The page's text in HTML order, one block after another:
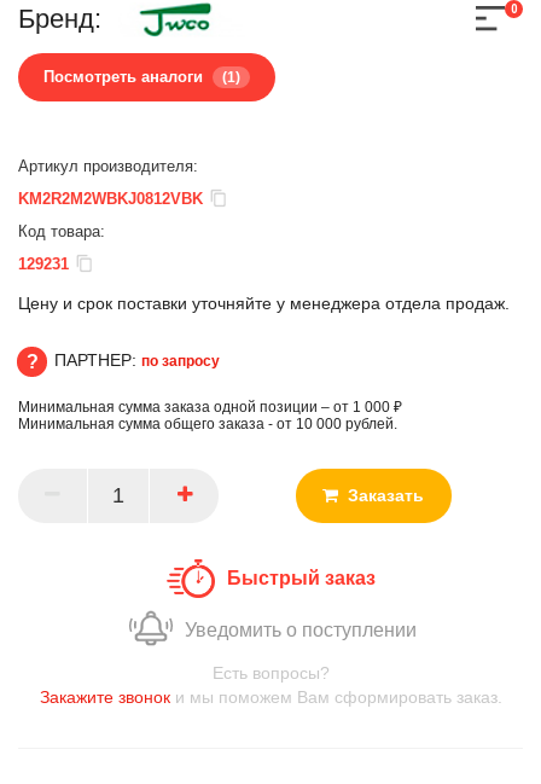
Бренд:
Посмотреть аналоги (1)
0
Артикул производителя:
KM2R2M2WBKJ0812VBK
Код товара:
129231
Цену и срок поставки уточняйте у менеджера отдела продаж.
ПАРТНЕР
ПАРТНЕР: по запросу
Минимальная сумма заказа одной позиции – от 1 000 ₽
Минимальная сумма общего заказа - от 10 000 рублей.
Заказать
Быстрый заказ
Уведомить о поступлении
Есть вопросы?
Закажите звоноки мы поможем Вам сформировать заказ.